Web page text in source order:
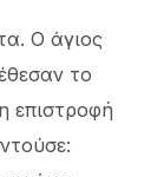
Ο άγιος
το
επιστροφή